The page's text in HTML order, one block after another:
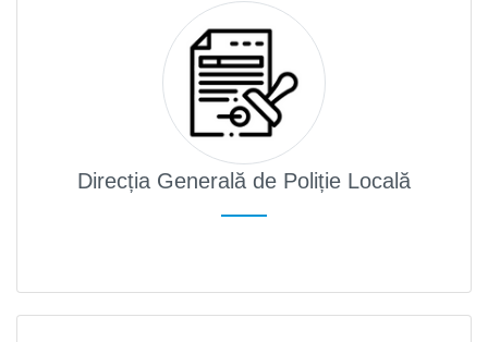
Direcția Generală de Poliție Locală